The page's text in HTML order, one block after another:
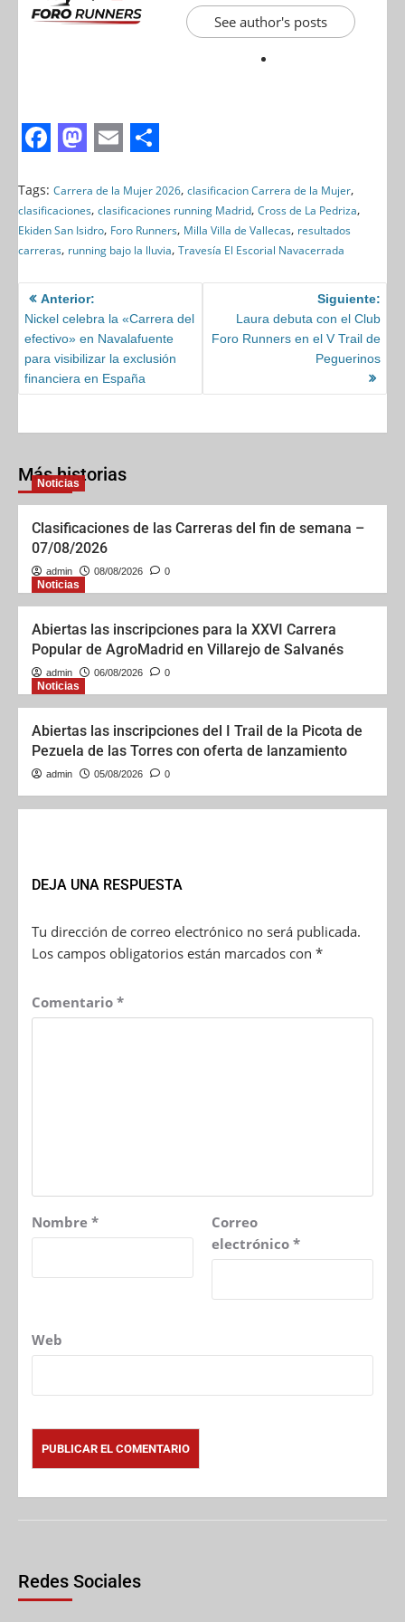
See author's posts
a
c
e
b
o
o
k
a
s
t
o
d
o
n
m
a
i
l
h
a
r
e
Tags: Carrera de la Mujer 2026, clasificacion Carrera de la Mujer,
clasificaciones, clasificaciones running Madrid, Cross de La Pedriza,
Ekiden San Isidro, Foro Runners, Milla Villa de Vallecas, resultados
carreras, running bajo la lluvia, Travesía El Escorial Navacerrada
Anterior:
Nickel celebra la «Carrera del
efectivo» en Navalafuente
para visibilizar la exclusión
financiera en España
Siguiente:
Laura debuta con el Club
Foro Runners en el V Trail de
Peguerinos
Más historias
Noticias
Clasificaciones de las Carreras del fin de semana –
07/08/2026
admin 08/08/2026 0
Noticias
Abiertas las inscripciones para la XXVI Carrera
Popular de AgroMadrid en Villarejo de Salvanés
admin 06/08/2026 0
Noticias
Abiertas las inscripciones del I Trail de la Picota de
Pezuela de las Torres con oferta de lanzamiento
admin 05/08/2026 0
DEJA UNA RESPUESTA
Tu dirección de correo electrónico no será publicada.
Los campos obligatorios están marcados con *
Comentario *
Nombre *
Correo
electrónico *
Web
Redes Sociales